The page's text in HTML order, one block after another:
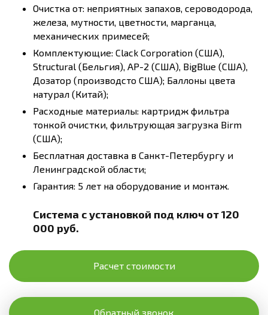
Очистка от: неприятных запахов, сероводорода,
железа, мутности, цветности, марганца,
механических примесей;
Комплектующие: Clack Corporation (США),
Structural (Бельгия), AP-2 (США), BigBlue (США),
Дозатор (производсто США); Баллоны цвета
натурал (Китай);
Расходные материалы: картридж фильтра
тонкой очистки, фильтрующая загрузка Birm
(США);
Бесплатная доставка в Санкт-Петербургу и
Ленинградской области;
Гарантия: 5 лет на оборудование и монтаж.
Система с установкой под ключ от 120
000 руб.
Расчет стоимости
Обратный звонок